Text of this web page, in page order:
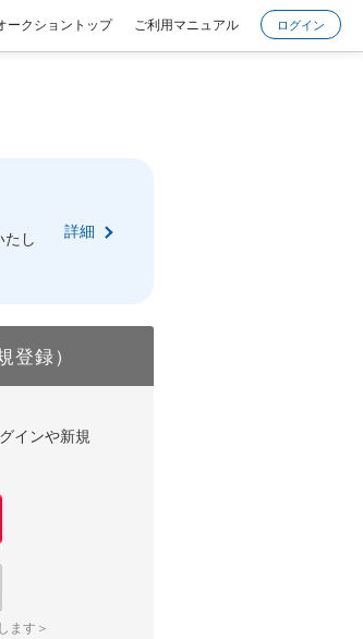
ークショントップ ご利用マニュアル ログイン
たし
詳細
登録）
インや新規
ます＞